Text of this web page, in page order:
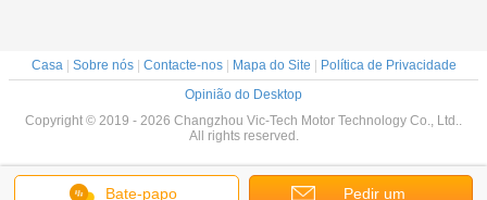
Bate-papo Pedir um
Casa| Sobre nós| Contacte-nos| Mapa do Site
Política de Privacidade
Opinião do Desktop
Copyright © 2019 - 2026 Changzhou Vic-Tech Motor Technology Co., Ltd..
All rights reserved.